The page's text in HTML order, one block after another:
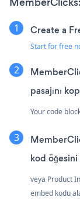
Create a
Start for free
pasajını
Your code
kod
veya Product
embed kodu